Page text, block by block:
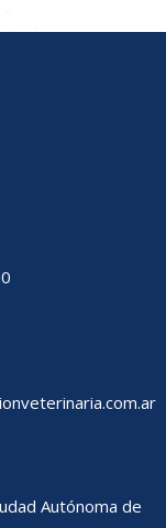
Autónoma de